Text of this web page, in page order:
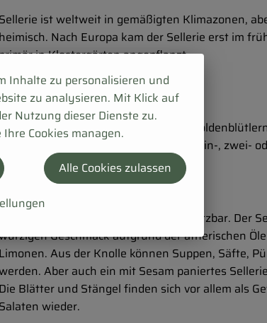
Sellerie ist weltweit in gemäßigten Klimazonen,
heimisch. Nach Europa kam der Sellerie erst im
in Klostergärten angepflanzt.
sieht´s aus?
Sellerie gehört botanisch zu den
Arten. Je nach Art ist der Sellerie eine ein-, zwei-
verwende ich´s?
Sellerie ist in der Küche vielseitig einsetzbar. Der
Geschmack aufgrund der ätherischen
Limonen. Aus der Knolle können Suppen, Säfte,
Aber auch ein mit Sesam paniertes
Die Blätter und Stängel finden sich vor allem als
Salaten wieder.
Inhalte zu personalisieren und
zu analysieren. Mit Klick auf
Nutzung dieser Dienste zu.
Cookies managen.
Alle Cookies zulassen